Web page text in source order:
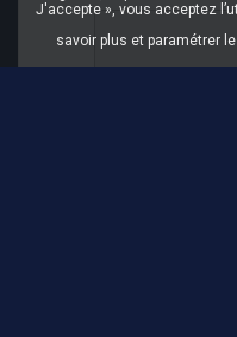
J'accepte », vous acceptez
savoir plus et paramétrer